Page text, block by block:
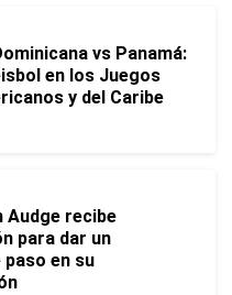
vs Panamá:
en los Juegos
y del Caribe
Audge recibe
para dar un
en su